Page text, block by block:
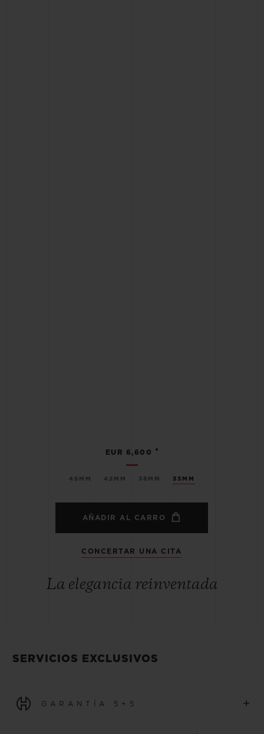
45MM 42MM 38MM 33MM
EUR 6,600 •
AÑADIR AL CARRO
CONCERTAR UNA CITA
La elegancia reinventada
SERVICIOS EXCLUSIVOS
GARANTÍA 5+5 +